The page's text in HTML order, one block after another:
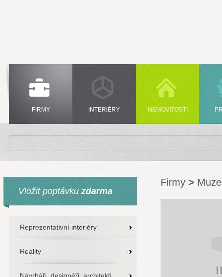
FIRMY INTERIÉRY NEMOVITOSTI
Vložit poptávku zdarma
Reprezentativní interiéry
Reality
Firmy >